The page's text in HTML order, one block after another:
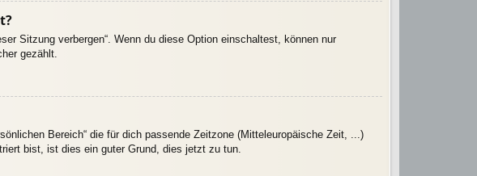
Sitzung verbergen“. Wenn du diese Option einschaltest, können nur
gezählt.
Bereich“ die für dich passende Zeitzone (Mitteleuropäische Zeit, ...)
bist, ist dies ein guter Grund, dies jetzt zu tun.